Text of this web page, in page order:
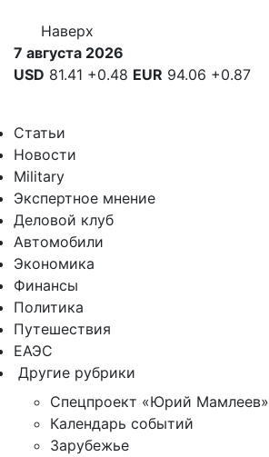
Наверх
7 августа 2026
USD 81.41 +0.48 EUR 94.06 +0.87
Статьи
Новости
Military
Экспертное мнение
Деловой клуб
Автомобили
Экономика
Финансы
Политика
Путешествия
ЕАЭС
Другие рубрики
Спецпроект «Юрий Мамлеев»
Календарь событий
Зарубежье